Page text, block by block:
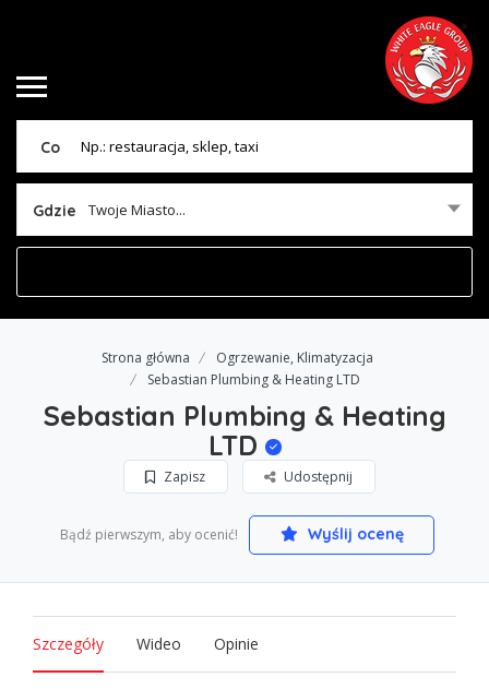
Co
Gdzie Twoje Miasto...
Strona główna
Ogrzewanie, Klimatyzacja
Sebastian Plumbing & Heating LTD
Sebastian Plumbing & Heating
LTD
Zapisz Udostępnij
Bądź pierwszym, aby ocenić! Wyślij ocenę
Szczegóły Wideo Opinie